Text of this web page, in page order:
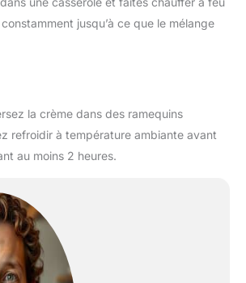
jusqu’à ce que le mélange
la crème dans des ramequins
refroidir à température ambiante avant
au moins 2 heures.